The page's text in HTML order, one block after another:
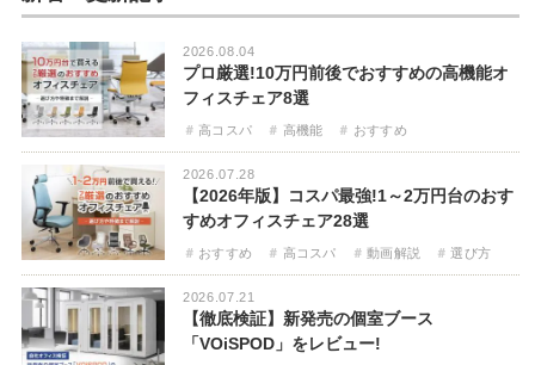
2026.08.04
プロ厳選!10万円前後でおすすめの高機能オ
フィスチェア8選
高コスパ 高機能 おすすめ
2026.07.28
【2026年版】コスパ最強!1～2万円台のおす
すめオフィスチェア28選
おすすめ 高コスパ 動画解説 選び方
2026.07.21
【徹底検証】新発売の個室ブース
「VOiSPOD」をレビュー!